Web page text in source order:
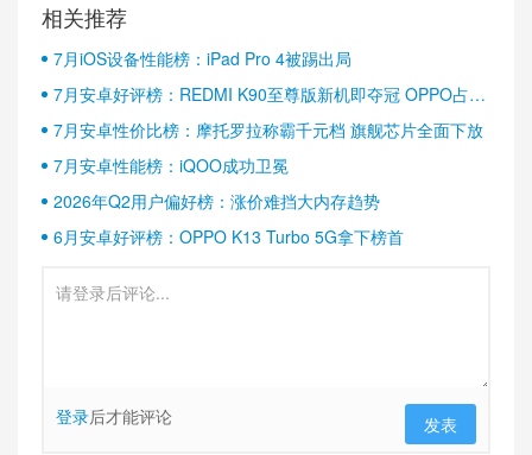
相关推荐
7月iOS设备性能榜：iPad Pro 4被踢出局
7月安卓好评榜：REDMI K90至尊版新机即夺冠 OPPO占据
半壁江山
7月安卓性价比榜：摩托罗拉称霸千元档 旗舰芯片全面下放
7月安卓性能榜：iQOO成功卫冕
2026年Q2用户偏好榜：涨价难挡大内存趋势
6月安卓好评榜：OPPO K13 Turbo 5G拿下榜首
登录后才能评论 发表